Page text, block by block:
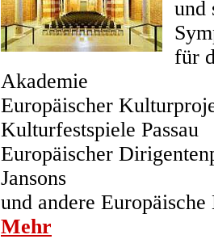
und
für
Akademie
Europäischer
Kulturfestspiele Passau
Europäischer
Jansons
und andere
Mehr